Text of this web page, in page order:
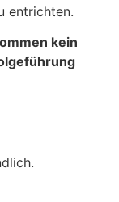
entrichten.
kein